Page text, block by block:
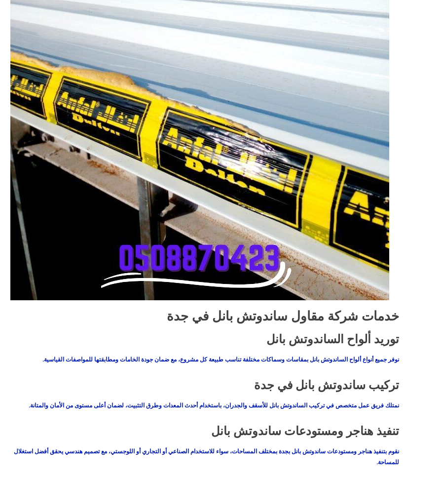
خدمات شركة مقاول ساندوتش بانل في جدة
توريد ألواح الساندوتش بانل
نوفر جميع أنواع ألواح الساندوتش بانل بمقاسات وسماكات مختلفة تناسب طبيعة كل مشروع، مع ضمان جودة الخامات ومطابقتها للمواصفات القياسية.
تركيب ساندوتش بانل في جدة
نمتلك فريق عمل متخصص في تركيب الساندوتش بانل للأسقف والجدران، باستخدام أحدث المعدات وطرق التثبيت، لضمان أعلى مستوى من الأمان والمتانة.
تنفيذ هناجر ومستودعات ساندوتش بانل
نقوم بتنفيذ هناجر ومستودعات ساندوتش بانل بجدة بمختلف المساحات، سواء للاستخدام الصناعي أو التجاري أو اللوجستي، مع تصميم هندسي يحقق أفضل استغلال
للمساحة.